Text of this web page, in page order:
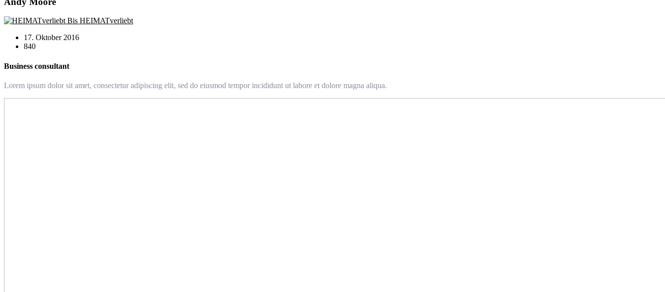
Bis HEIMATverliebt
17. Oktober 2016
840
Business consultant
Lorem ipsum dolor sit amet, consectetur adipiscing elit, sed do eiusmod tempor incididunt ut labore et dolore magna aliqua.